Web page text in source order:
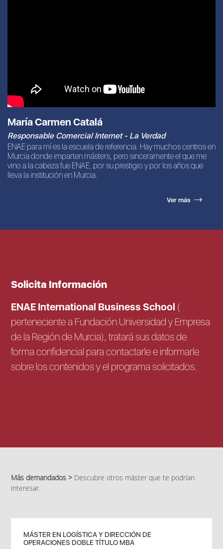
María Carmen Catalá
Responsable Comercial Internet - La Verdad
ENAE para mí es la escuela de referencia. Hay muchos centros en
Murcia donde imparten másters, pero sinceramente el que me
vino a la cabeza fue ENAE, por su prestigio y por los años que
lleva la institución en Murcia.
Ver más
Solicita Información
ENAE International Business School (
perteneciente a Fundación Universidad y Empresa
de la Región de Murcia), tratará sus datos de
forma confidencial para contactarle e informarle
sobre los contenidos y el programa solicitados.
Más demandados > Descubre otros máster que te podrían
interesar.
MÁSTER EN LOGÍSTICA Y DIRECCIÓN DE
OPERACIONES DOBLE TÍTULO MBA